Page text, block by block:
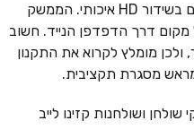
ג'ק, בקארה ועוד, עם דילרים אמיתיים בשידור HD איכותי. הממשק
דרך הדפדפן הנייד. חשוב
ולכן מומלץ לקרוא את התקנון
מראש מסגרת תקציבית.
ושולחנות קזינו לייב